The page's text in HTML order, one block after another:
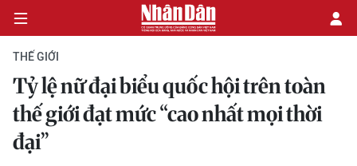
CHÍNH TRỊ
KINH TẾ
THẾ GIỚI
Tỷ lệ nữ đại biểu quốc hội trên toàn
thế giới đạt mức “cao nhất mọi thời
đại”